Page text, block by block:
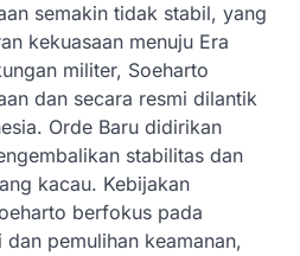
semakin tidak stabil, yang
kekuasaan menuju Era
militer, Soeharto
dan secara resmi dilantik
Orde Baru didirikan
stabilitas dan
kacau. Kebijakan
berfokus pada
pemulihan keamanan,